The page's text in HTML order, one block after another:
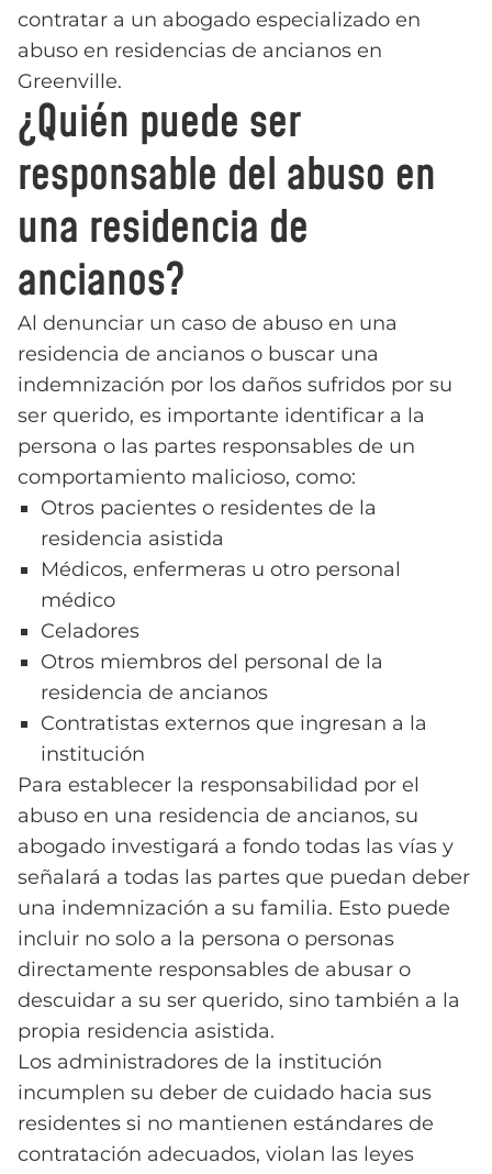
contratar a un abogado especializado en
abuso en residencias de ancianos en
Greenville.
¿Quién puede ser
responsable del abuso en
una residencia de
ancianos?
Al denunciar un caso de abuso en una
residencia de ancianos o buscar una
indemnización por los daños sufridos por su
ser querido, es importante identificar a la
persona o las partes responsables de un
comportamiento malicioso, como:
Otros pacientes o residentes de la
residencia asistida
Médicos, enfermeras u otro personal
médico
Celadores
Otros miembros del personal de la
residencia de ancianos
Contratistas externos que ingresan a la
institución
Para establecer la responsabilidad por el
abuso en una residencia de ancianos, su
abogado investigará a fondo todas las vías y
señalará a todas las partes que puedan deber
una indemnización a su familia. Esto puede
incluir no solo a la persona o personas
directamente responsables de abusar o
descuidar a su ser querido, sino también a la
propia residencia asistida.
Los administradores de la institución
incumplen su deber de cuidado hacia sus
residentes si no mantienen estándares de
contratación adecuados, violan las leyes